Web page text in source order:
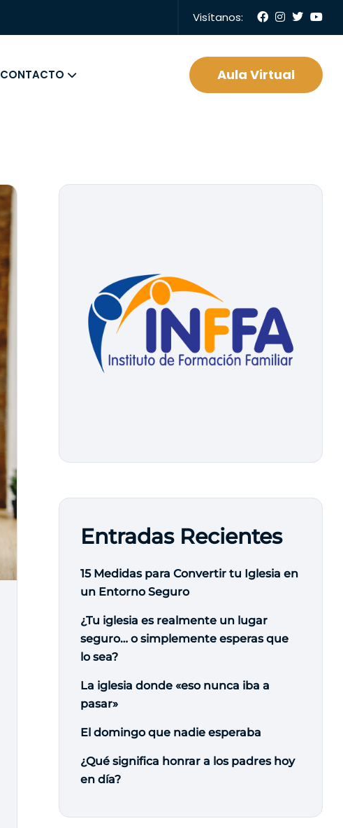
Visítanos:
CONTACTO Aula Virtual
Entradas Recientes
15 Medidas para Convertir tu Iglesia en
un Entorno Seguro
¿Tu iglesia es realmente un lugar
seguro… o simplemente esperas que
lo sea?
La iglesia donde «eso nunca iba a
pasar»
El domingo que nadie esperaba
¿Qué significa honrar a los padres hoy
en día?